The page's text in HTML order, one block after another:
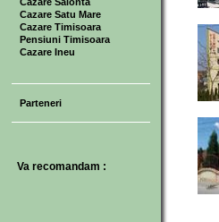
Cazare Satu Mare
Cazare Timisoara
Pensiuni Timisoara
Cazare Ineu
Parteneri
Va recomandam :